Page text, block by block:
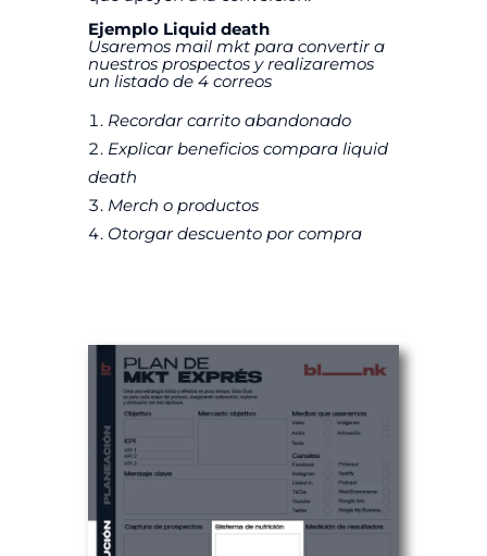
Ejemplo Liquid death
Usaremos mail mkt para convertir a
nuestros prospectos y realizaremos
un listado de 4 correos
Recordar carrito abandonado
Explicar beneficios compara liquid
death
Merch o productos
Otorgar descuento por compra